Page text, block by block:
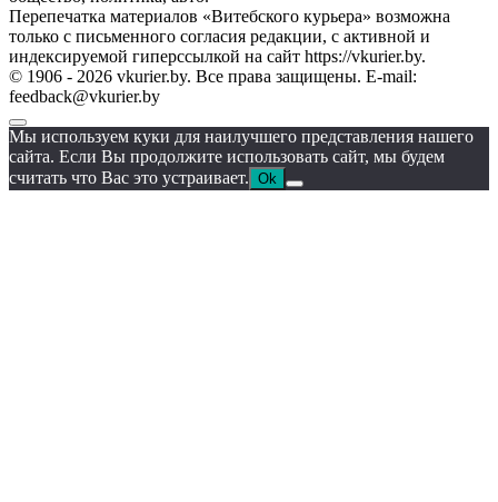
Перепечатка материалов «Витебского курьера» возможна
только с письменного согласия редакции, с активной и
индексируемой гиперссылкой на сайт https://vkurier.by.
© 1906 - 2026 vkurier.by. Все права защищены. E-mail:
feedback@vkurier.by
Мы используем куки для наилучшего представления нашего
сайта. Если Вы продолжите использовать сайт, мы будем
считать что Вас это устраивает. Ok